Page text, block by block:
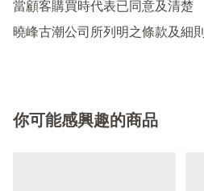
當顧客購買時代表已同意及清楚
曉峰古潮公司所列明之條款及細則
你可能感興趣的商品